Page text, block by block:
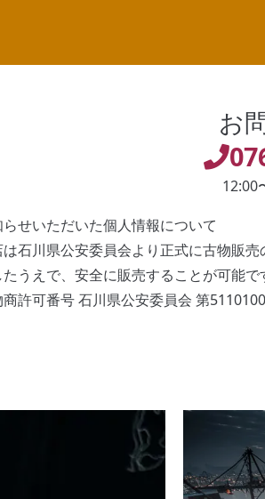
お
12:00
らせいただいた個人情報について
は石川県公安委員会より正式に古物販
たうえで、安全に販売することが可能で
許可番号 石川県公安委員会 第